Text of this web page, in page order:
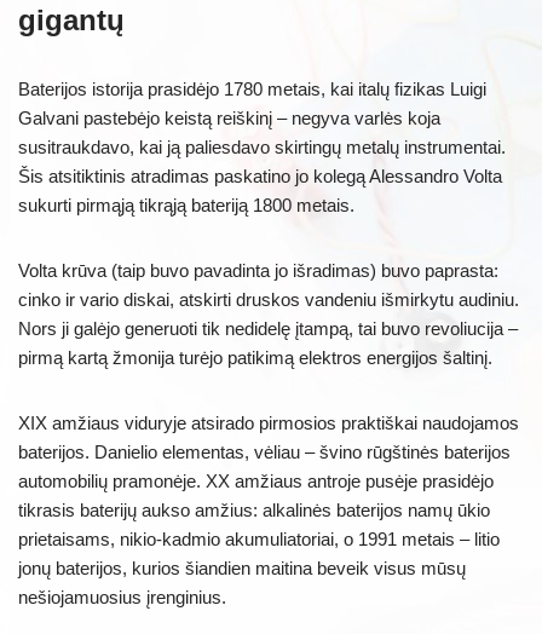
gigantų
Baterijos istorija prasidėjo 1780 metais, kai italų fizikas Luigi
Galvani pastebėjo keistą reiškinį – negyva varlės koja
susitraukdavo, kai ją paliesdavo skirtingų metalų instrumentai.
Šis atsitiktinis atradimas paskatino jo kolegą Alessandro Volta
sukurti pirmąją tikrąją bateriją 1800 metais.
Volta krūva (taip buvo pavadinta jo išradimas) buvo paprasta:
cinko ir vario diskai, atskirti druskos vandeniu išmirkytu audiniu.
Nors ji galėjo generuoti tik nedidelę įtampą, tai buvo revoliucija –
pirmą kartą žmonija turėjo patikimą elektros energijos šaltinį.
XIX amžiaus viduryje atsirado pirmosios praktiškai naudojamos
baterijos. Danielio elementas, vėliau – švino rūgštinės baterijos
automobilių pramonėje. XX amžiaus antroje pusėje prasidėjo
tikrasis baterijų aukso amžius: alkalinės baterijos namų ūkio
prietaisams, nikio-kadmio akumuliatoriai, o 1991 metais – litio
jonų baterijos, kurios šiandien maitina beveik visus mūsų
nešiojamuosius įrenginius.